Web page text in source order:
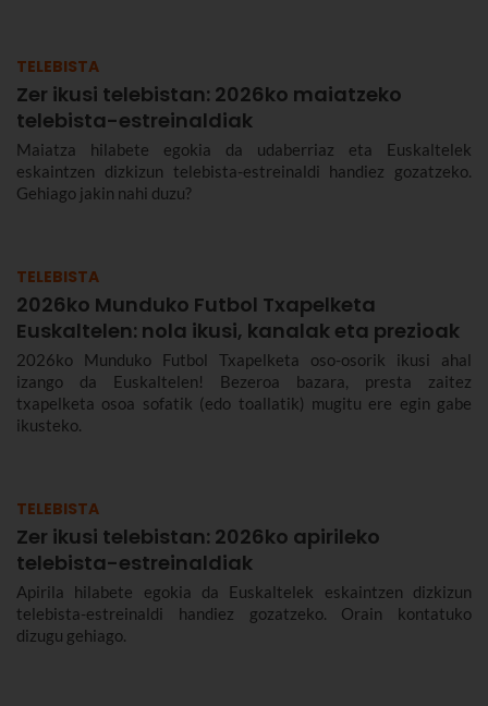
TELEBISTA
Zer ikusi telebistan: 2026ko maiatzeko
telebista-estreinaldiak
Maiatza hilabete egokia da udaberriaz eta Euskaltelek
eskaintzen dizkizun telebista-estreinaldi handiez gozatzeko.
Gehiago jakin nahi duzu?
TELEBISTA
2026ko Munduko Futbol Txapelketa
Euskaltelen: nola ikusi, kanalak eta prezioak
2026ko Munduko Futbol Txapelketa oso-osorik ikusi ahal
izango da Euskaltelen! Bezeroa bazara, presta zaitez
txapelketa osoa sofatik (edo toallatik) mugitu ere egin gabe
ikusteko.
TELEBISTA
Zer ikusi telebistan: 2026ko apirileko
telebista-estreinaldiak
Apirila hilabete egokia da Euskaltelek eskaintzen dizkizun
telebista-estreinaldi handiez gozatzeko. Orain kontatuko
dizugu gehiago.